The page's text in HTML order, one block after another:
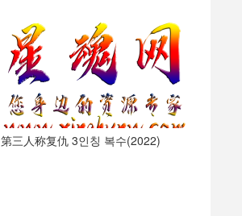
第三人称复仇 3인칭 복수(2022)